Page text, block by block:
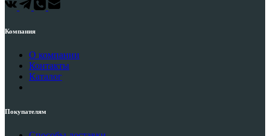
Компания
О компании
Контакты
Каталог
Покупателям